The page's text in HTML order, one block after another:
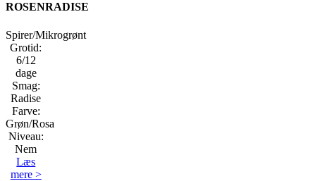
ROSENRADISE
Spirer/Mikrogrønt
Grotid:
6/12
dage
Smag:
Radise
Farve:
Grøn/Rosa
Niveau:
Nem
Læs
mere >